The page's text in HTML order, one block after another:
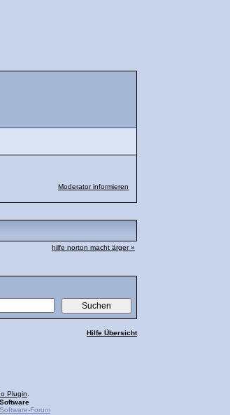
Moderator informieren
hilfe norton macht ärger »
Hilfe Übersicht
Plugin
Software
Software-Forum